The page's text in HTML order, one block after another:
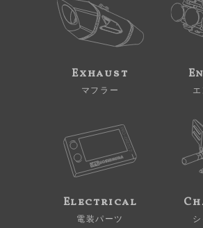
Exhaust
マフラー
Electrical
電装パーツ